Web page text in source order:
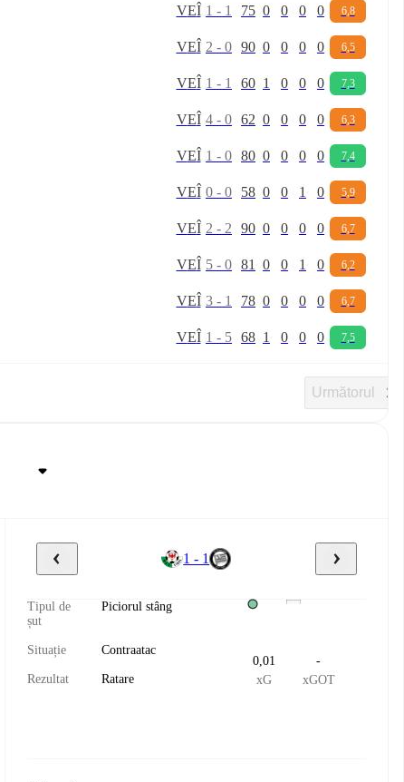
VEÎ 1 - 1 75 0 0 0 0 6,8
VEÎ 2 - 0 90 0 0 0 0 6,5
VEÎ 1 - 1 60 1 0 0 0 7,3
VEÎ 4 - 0 62 0 0 0 0 6,3
VEÎ 1 - 0 80 0 0 0 0 7,4
VEÎ 0 - 0 58 0 0 1 0 5,9
VEÎ 2 - 2 90 0 0 0 0 6,7
VEÎ 5 - 0 81 0 0 1 0 6,2
VEÎ 3 - 1 78 0 0 0 0 6,7
VEÎ 1 - 5 68 1 0 0 0 7,5
Următorul
1 - 1
Tipul de
șut
Piciorul stâng
Situație Contraatac
Rezultat Ratare
0,01
xG
-
xGOT